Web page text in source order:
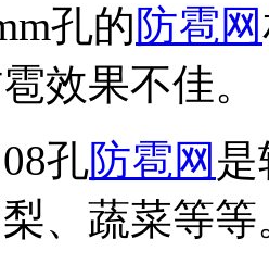
孔的防雹网
效果不佳。
孔防雹网
、蔬菜等等